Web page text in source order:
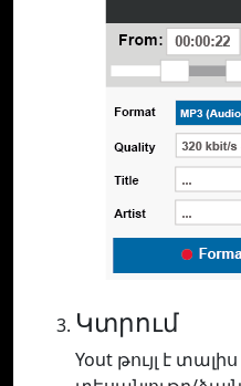
Կտրում
Yout թույլ է